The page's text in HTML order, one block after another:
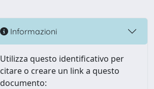
Informazioni
Utilizza questo identificativo per
citare o creare un link a questo
documento: